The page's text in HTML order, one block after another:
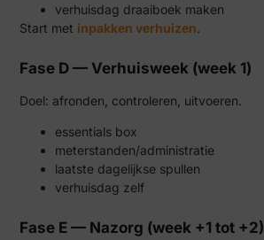
verhuisdag draaiboek maken
Start met inpakken verhuizen.
Fase D — Verhuisweek (week 1)
Doel: afronden, controleren, uitvoeren.
essentials box
meterstanden/administratie
laatste dagelijkse spullen
verhuisdag zelf
Fase E — Nazorg (week +1 tot +2)